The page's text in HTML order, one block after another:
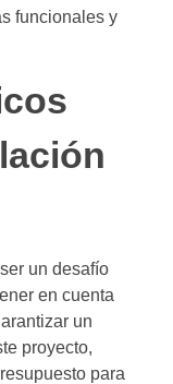
funcionales y
un desafío
en cuenta
un
proyecto,
para